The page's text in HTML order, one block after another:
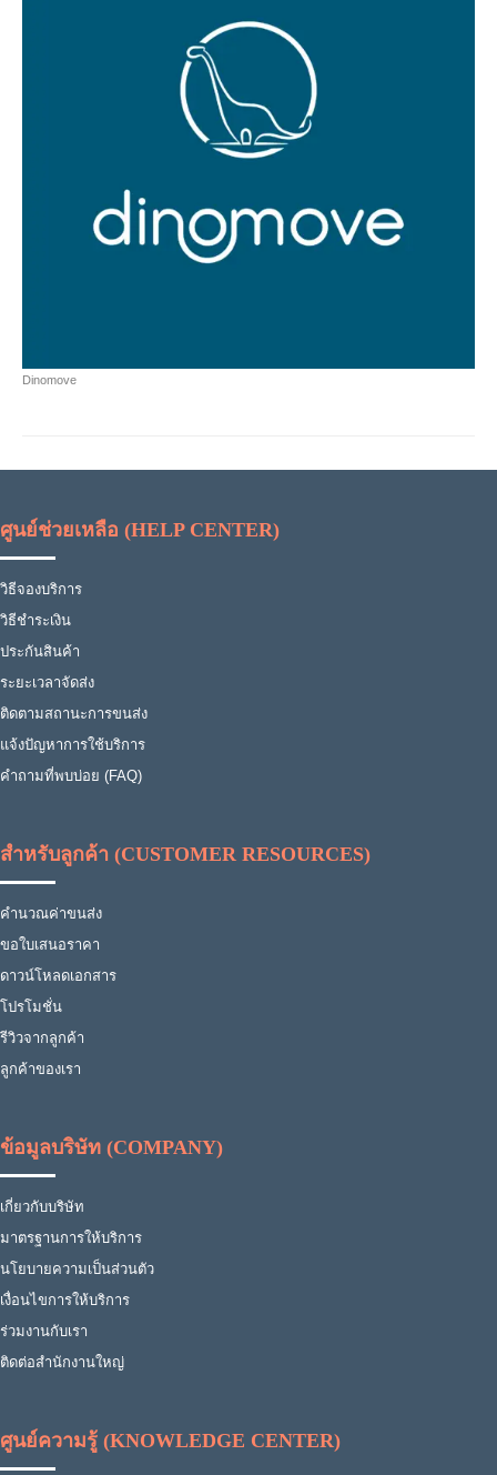
Dinomove
ศูนย์ช่วยเหลือ (HELP CENTER)
วิธีจองบริการ
วิธีชำระเงิน
ประกันสินค้า
ระยะเวลาจัดส่ง
ติดตามสถานะการขนส่ง
แจ้งปัญหาการใช้บริการ
คำถามที่พบบ่อย (FAQ)
สำหรับลูกค้า (CUSTOMER RESOURCES)
คำนวณค่าขนส่ง
ขอใบเสนอราคา
ดาวน์โหลดเอกสาร
โปรโมชั่น
รีวิวจากลูกค้า
ลูกค้าของเรา
ข้อมูลบริษัท (COMPANY)
เกี่ยวกับบริษัท
มาตรฐานการให้บริการ
นโยบายความเป็นส่วนตัว
เงื่อนไขการให้บริการ
ร่วมงานกับเรา
ติดต่อสำนักงานใหญ่
ศูนย์ความรู้ (KNOWLEDGE CENTER)